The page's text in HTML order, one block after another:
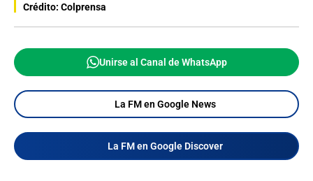
Crédito: Colprensa
Unirse al Canal de WhatsApp
La FM en Google News
La FM en Google Discover